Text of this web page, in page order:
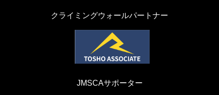
クライミングウォールパートナー
JMSCAサポーター